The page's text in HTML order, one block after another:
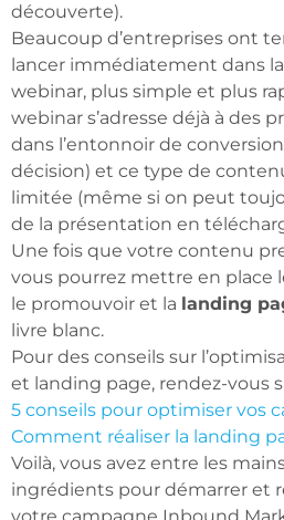
découverte).
Beaucoup d’entreprises ont
lancer immédiatement dans la
webinar, plus simple et plus
webinar s’adresse déjà à des
dans l’entonnoir de
décision) et ce type de
limitée (même si on peut
de la présentation en
Une fois que votre contenu
vous pourrez mettre en place
le promouvoir et la landing
livre blanc.
Pour des conseils sur
et landing page, rendez-vous
5 conseils pour optimiser vos
Comment réaliser la landing
Voilà, vous avez entre les
ingrédients pour démarrer et